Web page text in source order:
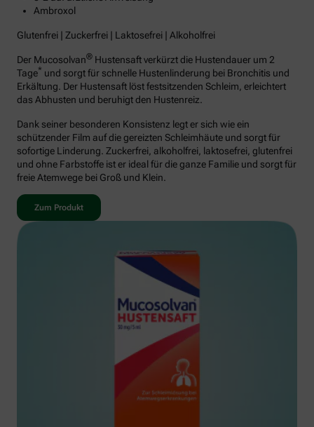
Ambroxol
Glutenfrei | Zuckerfrei | Laktosefrei | Alkoholfrei
Der Mucosolvan® Hustensaft verkürzt die Hustendauer um 2
Tage* und sorgt für schnelle Hustenlinderung bei Bronchitis und
Erkältung. Der Hustensaft löst festsitzenden Schleim, erleichtert
das Abhusten und beruhigt den Hustenreiz.
Dank seiner besonderen Konsistenz legt er sich wie ein
schützender Film auf die gereizten Schleimhäute und sorgt für
sofortige Linderung. Zuckerfrei, alkoholfrei, laktosefrei, glutenfrei
und ohne Farbstoffe ist er ideal für die ganze Familie und sorgt für
freie Atemwege bei Groß und Klein.
Zum Produkt